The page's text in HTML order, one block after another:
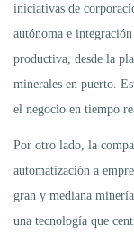
iniciativas de
autónoma e
productiva, desde la
minerales en puerto.
el negocio en tiempo
Por otro lado, la
automatización a
gran y mediana
una tecnología que